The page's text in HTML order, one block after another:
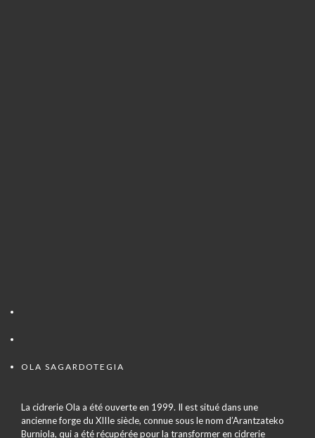
OLA SAGARDOTEGIA
La cidrerie Ola a été ouverte en 1999. Il est situé dans une
ancienne forge du XIIIe siècle, connue sous le nom d’Arantzateko
Burniola, qui a été récupérée pour la transformer en cidrerie